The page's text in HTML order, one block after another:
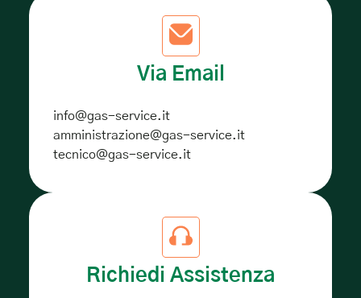
Via Email
info@gas-service.it
amministrazione@gas-service.it
tecnico@gas-service.it
Richiedi Assistenza